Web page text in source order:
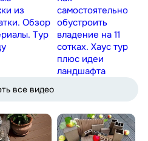
из
Обзор
Тур
самостоятельно
обустроить
владение на 11
сотках. Хаус тур
плюс идеи
ландшафта
все видео